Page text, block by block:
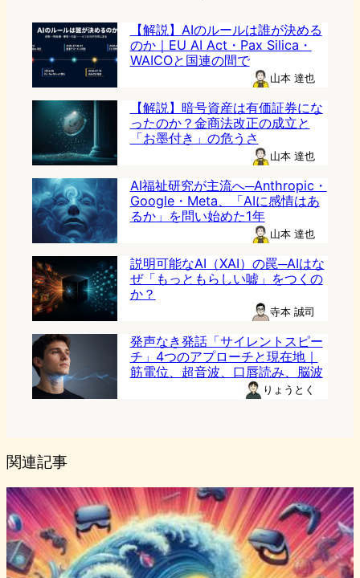
【解説】AIのルールは誰が決める
のか｜EU AI Act・Pax Silica・
WAICOと国連の間で
山本 達也
【解説】暗号資産は有価証券にな
ったのか？金商法改正の成立と
「お墨付き」の危うさ
山本 達也
AI福祉研究が主流へ─Anthropic・
Google・Meta、「AIに感情はあ
るか」を問い始めた1年
山本 達也
説明可能なAI（XAI）の罠─AIはな
ぜ「もっともらしい嘘」をつくの
か？
寺本 誠司
発声なき発話「サイレントスピー
チ」4つのアプローチと現在地｜
筋電位、超音波、口唇読み、脳波
りょうとく
関連記事